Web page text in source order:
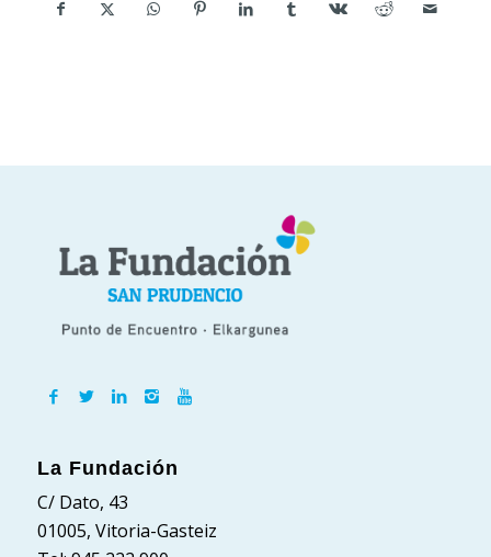
La Fundación
C/ Dato, 43
01005, Vitoria-Gasteiz